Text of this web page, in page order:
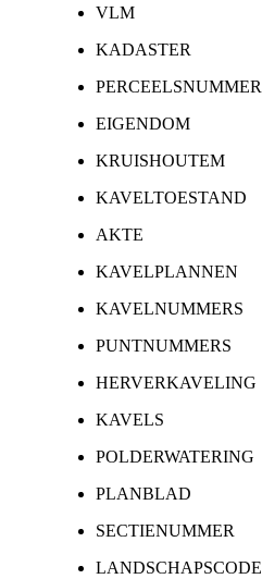
VLM
KADASTER
PERCEELSNUMMER
EIGENDOM
KRUISHOUTEM
KAVELTOESTAND
AKTE
KAVELPLANNEN
KAVELNUMMERS
PUNTNUMMERS
HERVERKAVELING
KAVELS
POLDERWATERING
PLANBLAD
SECTIENUMMER
LANDSCHAPSCODE